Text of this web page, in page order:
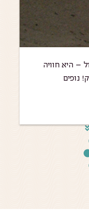
– היא חוויה
נופים